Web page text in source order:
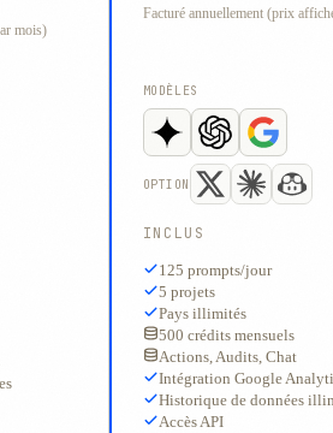
mois)
Facturé annuellement (prix
MODÈLES
OPTION
INCLUS
125 prompts/jour
5 projets
Pays illimités
500 crédits mensuels
Actions, Audits, Chat
Intégration Google
Historique de données
Accès API